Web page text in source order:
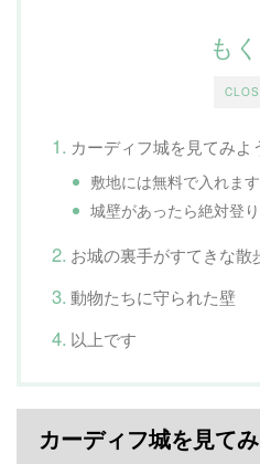
も
カーディフ城を見てみよ
敷地には無料で入れます
城壁があったら絶対登
お城の裏手がすてきな散
動物たちに守られた壁
以上です
カーディフ城を見て